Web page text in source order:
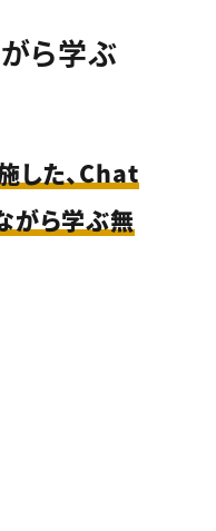
がら学ぶ
した、Chat
がら学ぶ無